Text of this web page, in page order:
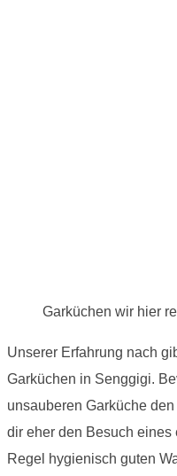
Garküchen wir hier
Unserer Erfahrung nach
Garküchen in Senggigi.
unsauberen Garküche
dir eher den Besuch
Regel hygienisch guten